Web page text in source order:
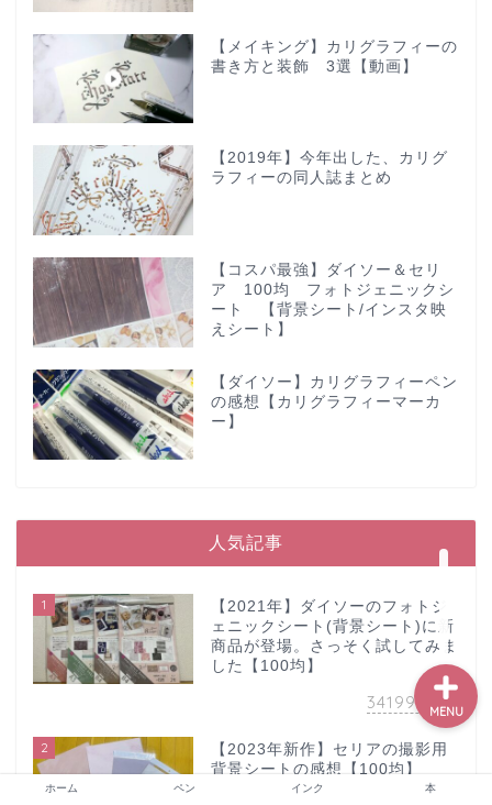
【メイキング】カリグラフィーの
書き方と装飾 3選【動画】
【2019年】今年出した、カリグ
ラフィーの同人誌まとめ
【コスパ最強】ダイソー＆セリ
ア 100均 フォトジェニックシ
ート 【背景シート/インスタ映
えシート】
【ダイソー】カリグラフィーペン
の感想【カリグラフィーマーカ
ー】
人気記事
1
【2021年】ダイソーのフォトジ
ェニックシート(背景シート)に新
商品が登場。さっそく試してみま
した【100均】
34199 view
2
【2023年新作】セリアの撮影用
背景シートの感想【100均】
ホーム ペン インク 本
MENU
ホーム
インク